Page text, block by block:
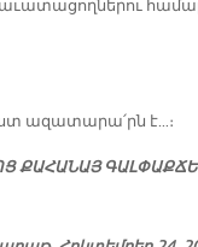
ա­զա­տա­րա՛րն է…։
ՔԱ­ՀԱ­ՆԱՅ